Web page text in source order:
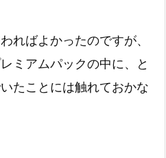
ばよかったのですが、
ミアムパックの中に、と
たことには触れておかな